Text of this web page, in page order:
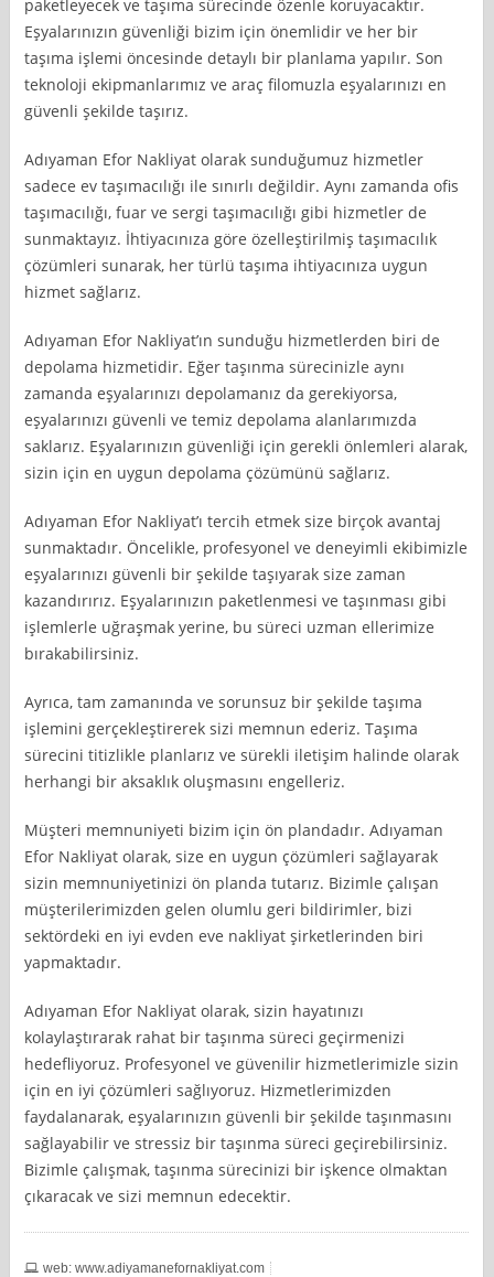
paketleyecek ve taşıma sürecinde özenle koruyacaktır.
Eşyalarınızın güvenliği bizim için önemlidir ve her bir
taşıma işlemi öncesinde detaylı bir planlama yapılır. Son
teknoloji ekipmanlarımız ve araç filomuzla eşyalarınızı en
güvenli şekilde taşırız.
Adıyaman Efor Nakliyat olarak sunduğumuz hizmetler
sadece ev taşımacılığı ile sınırlı değildir. Aynı zamanda ofis
taşımacılığı, fuar ve sergi taşımacılığı gibi hizmetler de
sunmaktayız. İhtiyacınıza göre özelleştirilmiş taşımacılık
çözümleri sunarak, her türlü taşıma ihtiyacınıza uygun
hizmet sağlarız.
Adıyaman Efor Nakliyat’ın sunduğu hizmetlerden biri de
depolama hizmetidir. Eğer taşınma sürecinizle aynı
zamanda eşyalarınızı depolamanız da gerekiyorsa,
eşyalarınızı güvenli ve temiz depolama alanlarımızda
saklarız. Eşyalarınızın güvenliği için gerekli önlemleri alarak,
sizin için en uygun depolama çözümünü sağlarız.
Adıyaman Efor Nakliyat’ı tercih etmek size birçok avantaj
sunmaktadır. Öncelikle, profesyonel ve deneyimli ekibimizle
eşyalarınızı güvenli bir şekilde taşıyarak size zaman
kazandırırız. Eşyalarınızın paketlenmesi ve taşınması gibi
işlemlerle uğraşmak yerine, bu süreci uzman ellerimize
bırakabilirsiniz.
Ayrıca, tam zamanında ve sorunsuz bir şekilde taşıma
işlemini gerçekleştirerek sizi memnun ederiz. Taşıma
sürecini titizlikle planlarız ve sürekli iletişim halinde olarak
herhangi bir aksaklık oluşmasını engelleriz.
Müşteri memnuniyeti bizim için ön plandadır. Adıyaman
Efor Nakliyat olarak, size en uygun çözümleri sağlayarak
sizin memnuniyetinizi ön planda tutarız. Bizimle çalışan
müşterilerimizden gelen olumlu geri bildirimler, bizi
sektördeki en iyi evden eve nakliyat şirketlerinden biri
yapmaktadır.
Adıyaman Efor Nakliyat olarak, sizin hayatınızı
kolaylaştırarak rahat bir taşınma süreci geçirmenizi
hedefliyoruz. Profesyonel ve güvenilir hizmetlerimizle sizin
için en iyi çözümleri sağlıyoruz. Hizmetlerimizden
faydalanarak, eşyalarınızın güvenli bir şekilde taşınmasını
sağlayabilir ve stressiz bir taşınma süreci geçirebilirsiniz.
Bizimle çalışmak, taşınma sürecinizi bir işkence olmaktan
çıkaracak ve sizi memnun edecektir.
web: www.adiyamanefornakliyat.com